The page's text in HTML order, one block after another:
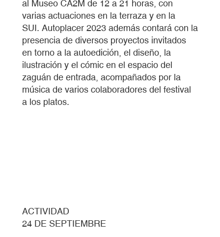
al Museo CA2M de 12 a 21 horas, con
varias actuaciones en la terraza y en la
SUI. Autoplacer 2023 además contará con la
presencia de diversos proyectos invitados
en torno a la autoedición, el diseño, la
ilustración y el cómic en el espacio del
zaguán de entrada, acompañados por la
música de varios colaboradores del festival
a los platos.
ACTIVIDAD
24 DE SEPTIEMBRE